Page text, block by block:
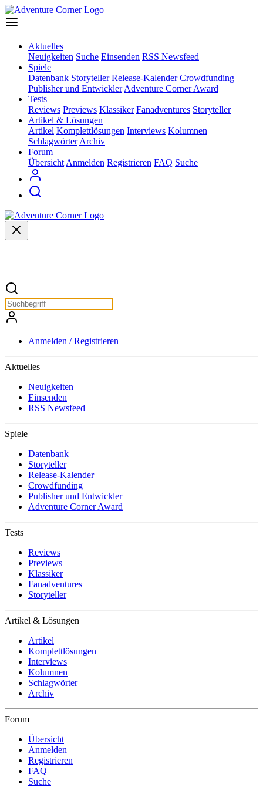
Aktuelles
Neuigkeiten Suche Einsenden RSS Newsfeed
Spiele
Datenbank Storyteller Release-Kalender Crowdfunding
Publisher und Entwickler Adventure Corner Award
Tests
Reviews Previews Klassiker Fanadventures Storyteller
Artikel & Lösungen
Artikel Komplettlösungen Interviews Kolumnen
Schlagwörter Archiv
Forum
Übersicht Anmelden Registrieren FAQ Suche
Anmelden / Registrieren
Aktuelles
Neuigkeiten
Einsenden
RSS Newsfeed
Spiele
Datenbank
Storyteller
Release-Kalender
Crowdfunding
Publisher und Entwickler
Adventure Corner Award
Tests
Reviews
Previews
Klassiker
Fanadventures
Storyteller
Artikel & Lösungen
Artikel
Komplettlösungen
Interviews
Kolumnen
Schlagwörter
Archiv
Forum
Übersicht
Anmelden
Registrieren
FAQ
Suche